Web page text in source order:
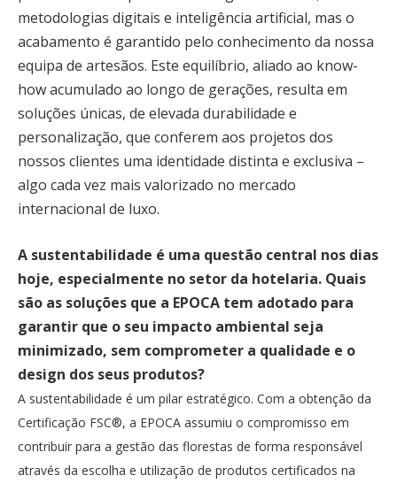
metodologias digitais e inteligência artificial, mas o
acabamento é garantido pelo conhecimento da nossa
equipa de artesãos. Este equilíbrio, aliado ao know-
how acumulado ao longo de gerações, resulta em
soluções únicas, de elevada durabilidade e
personalização, que conferem aos projetos dos
nossos clientes uma identidade distinta e exclusiva –
algo cada vez mais valorizado no mercado
internacional de luxo.
A sustentabilidade é uma questão central nos dias
hoje, especialmente no setor da hotelaria. Quais
são as soluções que a EPOCA tem adotado para
garantir que o seu impacto ambiental seja
minimizado, sem comprometer a qualidade e o
design dos seus produtos?
A sustentabilidade é um pilar estratégico. Com a obtenção da
Certificação FSC®, a EPOCA assumiu o compromisso em
contribuir para a gestão das florestas de forma responsável
através da escolha e utilização de produtos certificados na